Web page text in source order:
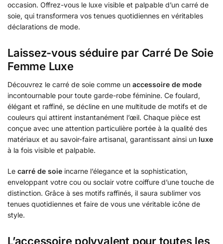
occasion. Offrez-vous le luxe visible et palpable d’un carré de
soie, qui transformera vos tenues quotidiennes en véritables
déclarations de mode.
Laissez-vous séduire par Carré De Soie
Femme Luxe
Découvrez le carré de soie comme un accessoire de mode
incontournable pour toute garde-robe féminine. Ce foulard,
élégant et raffiné, se décline en une multitude de motifs et de
couleurs qui attirent instantanément l’œil. Chaque pièce est
conçue avec une attention particulière portée à la qualité des
matériaux et au savoir-faire artisanal, garantissant ainsi un luxe
à la fois visible et palpable.
Le carré de soie incarne l’élegance et la sophistication,
enveloppant votre cou ou soclair votre coiffure d’une touche de
distinction. Grâce à ses motifs raffinés, il saura sublimer vos
tenues quotidiennes et faire de vous une véritable icône de
style.
L’accessoire polyvalent pour toutes les